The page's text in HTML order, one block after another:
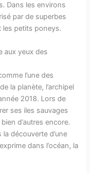
Dans les environs
par de superbes
les petits poneys.
aux yeux des
l’une des
la planète, l’archipel
2018. Lors de
ses iles sauvages
d’autres encore.
découverte d’une
dans l’océan, la